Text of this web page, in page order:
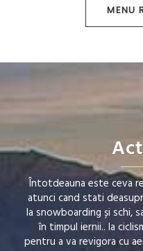
MENU
Întotdeauna este ceva
atunci cand stati
la snowboarding și schi,
în timpul iernii.. la
pentru a va revigora cu